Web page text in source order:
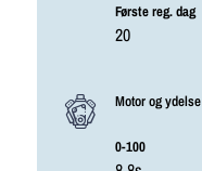
Første reg. dag
20
Motor og ydelse
0-100